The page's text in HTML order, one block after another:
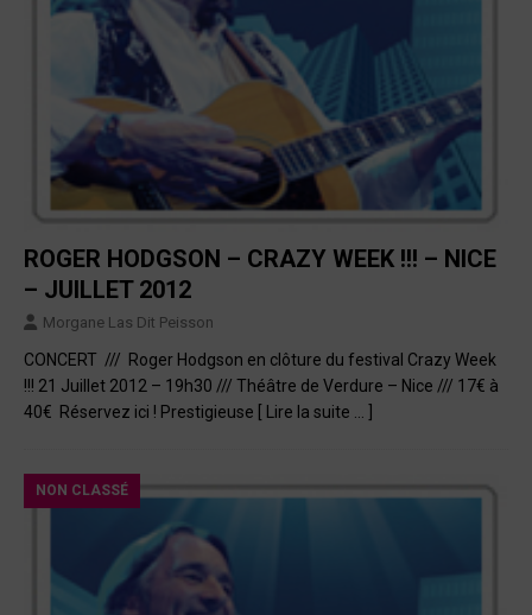
ROGER HODGSON – CRAZY WEEK !!! – NICE
– JUILLET 2012
Morgane Las Dit Peisson
CONCERT /// Roger Hodgson en clôture du festival Crazy Week
!!! 21 Juillet 2012 – 19h30 /// Théâtre de Verdure – Nice /// 17€ à
40€ Réservez ici ! Prestigieuse [ Lire la suite … ]
NON CLASSÉ